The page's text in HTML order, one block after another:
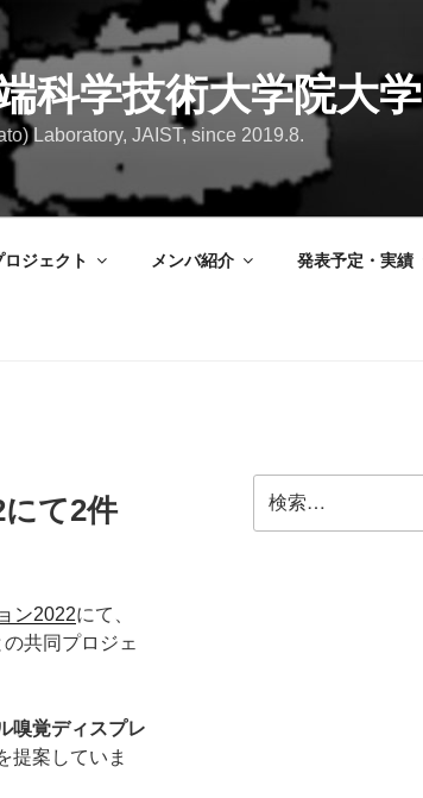
科学技術大学院大学
Laboratory, JAIST, since 2019.8.
ジェクト メンバ紹介 発表予定・実績
て2件
ン2022にて、
共同プロジェ
嗅覚ディスプレ
提案していま
索: